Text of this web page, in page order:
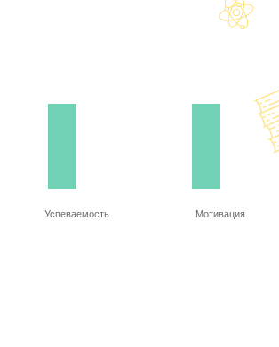
Успеваемость Мотивация